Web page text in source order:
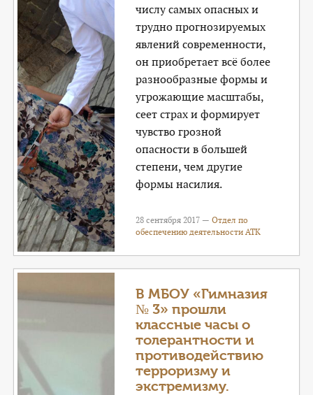
числу самых опасных и
трудно прогнозируемых
явлений современности,
он приобретает всё более
разнообразные формы и
угрожающие масштабы,
сеет страх и формирует
чувство грозной
опасности в большей
степени, чем другие
формы насилия.
28 сентября 2017 —Отдел по
обеспечению деятельности АТК
В МБОУ «Гимназия
№ 3» прошли
классные часы о
толерантности и
противодействию
терроризму и
экстремизму.